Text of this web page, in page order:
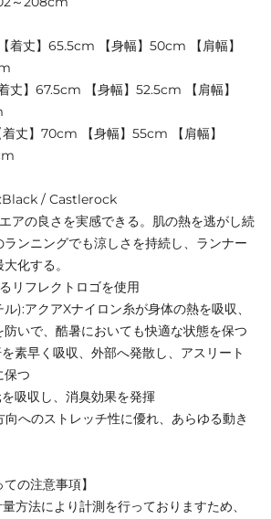
着丈】65.5cm 【身幅】50cm 【肩幅】
丈】67.5cm 【身幅】52.5cm 【肩幅】
丈】70cm 【身幅】55cm 【肩幅】
:Black / Castlerock
アの良さを実感できる。肌の熱を逃がし続
ンニングでも涼しさを持続し、ランナー
化する。
リフレクトロゴを使用
):アクアXナイロン糸が身体の熱を吸収、
いで、酷暑においても快適な状態を保つ
素早く吸収、外部へ発散し、アスリート
保つ
吸収し、消臭効果を発揮
へのストレッチ性に優れ、あらゆる動き
の注意事項】
方法により計測を行っておりますため、